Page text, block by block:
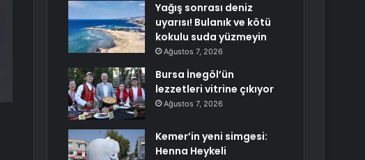
Yağış sonrası deniz
uyarısı! Bulanık ve kötü
kokulu suda yüzmeyin
Ağustos 7, 2026
Bursa İnegöl’ün
lezzetleri vitrine çıkıyor
Ağustos 7, 2026
Kemer’in yeni simgesi:
Henna Heykeli